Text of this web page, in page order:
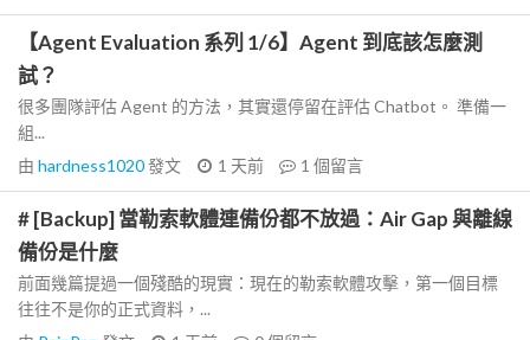
【Agent Evaluation 系列 1/6】Agent 到底該怎麼測
試？
很多團隊評估 Agent 的方法，其實還停留在評估 Chatbot。 準備一
組...
由 hardness1020發文 1 天前 1 個留言
# [Backup] 當勒索軟體連備份都不放過：Air Gap 與離線
備份是什麼
前面幾篇提過一個殘酷的現實：現在的勒索軟體攻擊，第一個目標
往往不是你的正式資料，...